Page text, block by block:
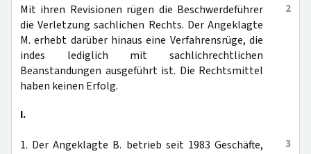
2
Mit ihren Revisionen rügen die Beschwerdeführer
die Verletzung sachlichen Rechts. Der Angeklagte
M. erhebt darüber hinaus eine Verfahrensrüge, die
indes lediglich mit sachlichrechtlichen
Beanstandungen ausgeführt ist. Die Rechtsmittel
haben keinen Erfolg.
I.
3
1. Der Angeklagte B. betrieb seit 1983 Geschäfte,